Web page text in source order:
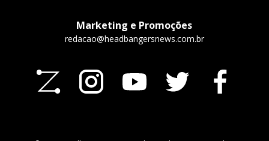
Marketing e Promoções
redacao@headbangersnews.com.br